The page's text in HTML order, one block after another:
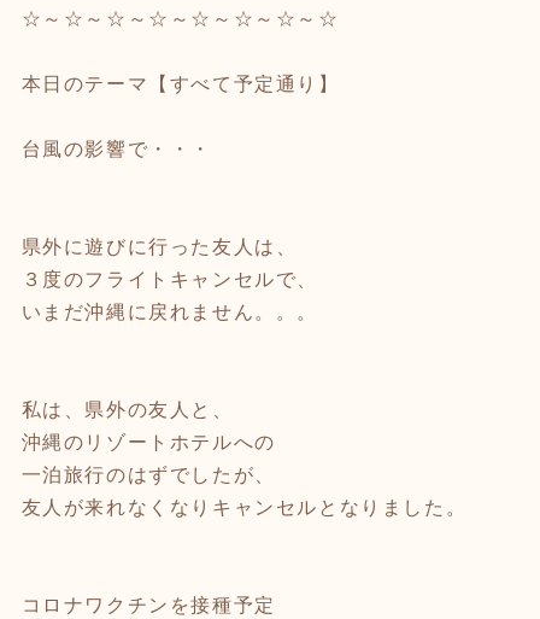
☆～☆～☆～☆～☆～☆～☆～☆
本日のテーマ【すべて予定通り】
台風の影響で・・・
県外に遊びに行った友人は、
３度のフライトキャンセルで、
いまだ沖縄に戻れません。。。
私は、県外の友人と、
沖縄のリゾートホテルへの
一泊旅行のはずでしたが、
友人が来れなくなりキャンセルとなりました。
コロナワクチンを接種予定